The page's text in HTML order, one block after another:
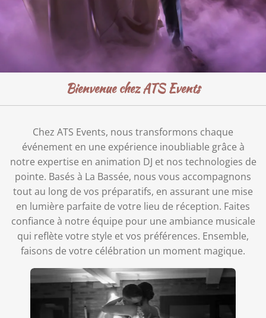
Bienvenue chez ATS Events
Chez ATS Events, nous transformons chaque
événement en une expérience inoubliable grâce à
notre expertise en animation DJ et nos technologies de
pointe. Basés à La Bassée, nous vous accompagnons
tout au long de vos préparatifs, en assurant une mise
en lumière parfaite de votre lieu de réception. Faites
confiance à notre équipe pour une ambiance musicale
qui reflète votre style et vos préférences. Ensemble,
faisons de votre célébration un moment magique.